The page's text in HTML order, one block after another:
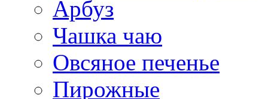
Арбуз
Чашка чаю
Овсяное печенье
Пирожные